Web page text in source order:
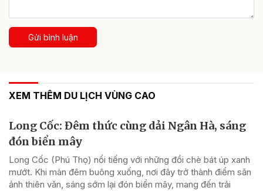
Gửi bình luận
XEM THÊM DU LỊCH VÙNG CAO
Long Cốc: Đêm thức cùng dải Ngân Hà, sáng
đón biển mây
Long Cốc (Phú Thọ) nổi tiếng với những đồi chè bát úp xanh
mướt. Khi màn đêm buông xuống, nơi đây trở thành điểm săn
ảnh thiên văn, sáng sớm lại đón biển mây, mang đến trải